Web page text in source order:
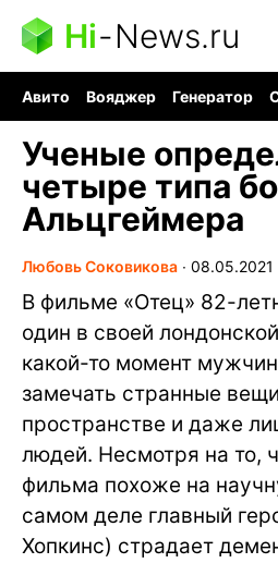
Hi-News.ru
Авито Вояджер Генератор
Ученые
четыре типа
Альцгеймера
Любовь Соковикова ∙ 08.05.2021
В фильме «Отец» 82-
один в своей
какой-то момент
замечать странные
пространстве и даже
людей. Несмотря на то,
фильма похоже на
самом деле главный
Хопкинс) страдает